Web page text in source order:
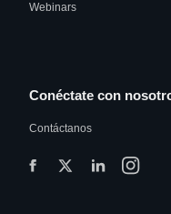
Webinars
Conéctate con
Contáctanos